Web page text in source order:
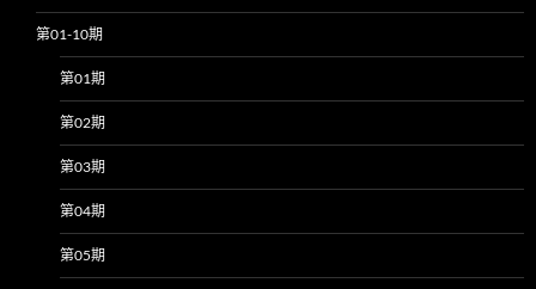
第01-10期
第01期
第02期
第03期
第04期
第05期